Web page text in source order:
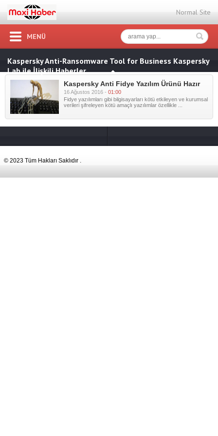
Normal Site
MENÜ
Kaspersky Anti-Ransomware Tool for Business Kaspersky
Lab ile İlişkili Haberler
Kaspersky Anti Fidye Yazılım Ürünü Hazır
16 Ağustos 2016 - 01:00
Fidye yazılımları gibi bilgisayarları kötü etkileyen ve kurumsal
verileri şifreleyen kötü amaçlı yazılımlar özellikle ...
© 2023 Tüm Hakları Saklıdır .